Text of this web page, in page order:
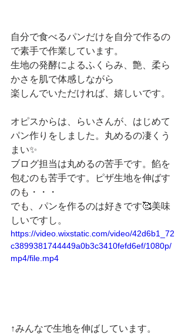
自分で食べるパンだけを自分で作るの
で素手で作業しています。
生地の発酵によるふくらみ、艶、柔ら
かさを肌で体感しながら
楽しんでいただければ、嬉しいです。
オピスからは、らいさんが、はじめて
パン作りをしました。丸めるの凄くう
まい✨
ブログ担当は丸めるの苦手です。餡を
包むのも苦手です。ピザ生地を伸ばす
のも・・・
でも、パンを作るのは好きです🥰美味
しいですし。
https://video.wixstatic.com/video/42d6b1_72
c3899381744449a0b3c3410fefd6ef/1080p/
mp4/file.mp4
↑みんなで生地を伸ばしています。